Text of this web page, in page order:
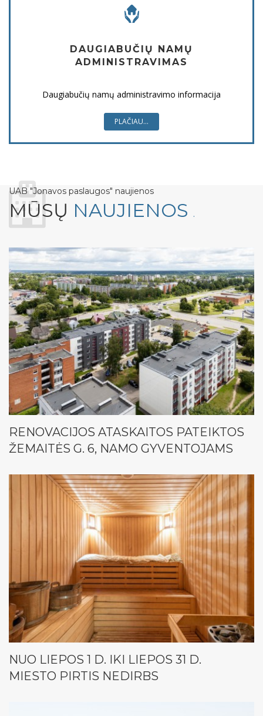
DAUGIABUČIŲ NAMŲ
ADMINISTRAVIMAS
Daugiabučių namų administravimo informacija
PLAČIAU...
UAB "Jonavos paslaugos" naujienos
MŪSŲ NAUJIENOS .
RENOVACIJOS ATASKAITOS PATEIKTOS
ŽEMAITĖS G. 6, NAMO GYVENTOJAMS
NUO LIEPOS 1 D. IKI LIEPOS 31 D.
MIESTO PIRTIS NEDIRBS